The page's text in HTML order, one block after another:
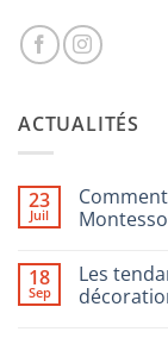
ACTUALITÉS
23
Juil
sur
Comment
choisir
18
Sep
Les